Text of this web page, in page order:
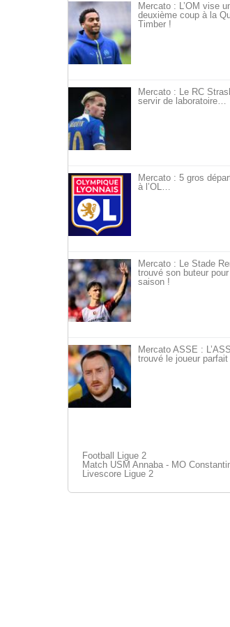
Mercato : L’OM vise
deuxième coup à la
Timber !
Mercato : Le RC
servir de laboratoire…
Mercato : 5 gros
à l’OL…
Mercato : Le Stade
trouvé son buteur
saison !
Mercato ASSE :
trouvé le joueur parfait
Football Ligue 2
Match USM Annaba - MO
Livescore Ligue 2